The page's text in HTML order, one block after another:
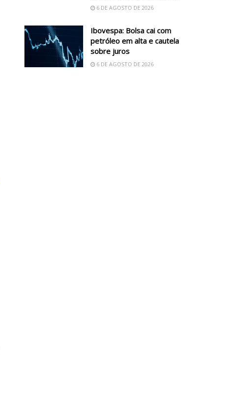
6 DE AGOSTO DE 2026
Ibovespa: Bolsa cai com
petróleo em alta e cautela
sobre juros
6 DE AGOSTO DE 2026